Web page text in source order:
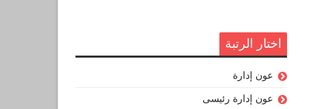
اختار الرتبة
عون إدارة
عون إدارة رئيسى